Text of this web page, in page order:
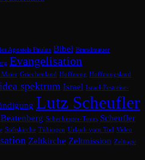
Apostels Paulus Bibel Brandmauer
Evangelisation
Maier Griechenland Hoffnung Hoffnungsland
idea spektrum Israel Israel-Festreise-
Lutz Scheufler
Schechinger-Tours Scheufler
Stiftskirche Tübingen Urlaub vom Tod Video
Zeltkirche Zeltmission Zelttage